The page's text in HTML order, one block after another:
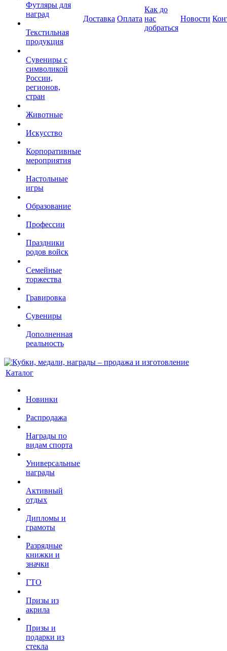
Футляры для
наград
Текстильная
продукция
Сувениры с
символикой
России,
регионов,
стран
Животные
Искусство
Корпоративные
мероприятия
Настольные
игры
Образование
Профессии
Праздники
родов войск
Семейные
торжества
Гравировка
Сувениры
Дополненная
реальность
Доставка Оплата
Как до
нас
добраться
Новости
Каталог
Новинки
Распродажа
Награды по
видам спорта
Универсальные
награды
Активный
отдых
Дипломы и
грамоты
Разрядные
книжки и
значки
ГТО
Призы из
акрила
Призы и
подарки из
стекла